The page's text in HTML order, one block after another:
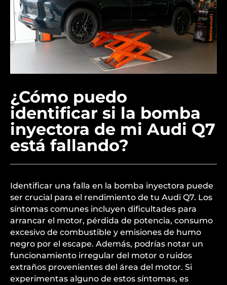
¿Cómo puedo
identificar si la bomba
inyectora de mi Audi Q7
está fallando?
Identificar una falla en la bomba inyectora puede
ser crucial para el rendimiento de tu Audi Q7. Los
síntomas comunes incluyen dificultades para
arrancar el motor, pérdida de potencia, consumo
excesivo de combustible y emisiones de humo
negro por el escape. Además, podrías notar un
funcionamiento irregular del motor o ruidos
extraños provenientes del área del motor. Si
experimentas alguno de estos síntomas, es